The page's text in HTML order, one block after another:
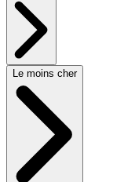
Le moins cher